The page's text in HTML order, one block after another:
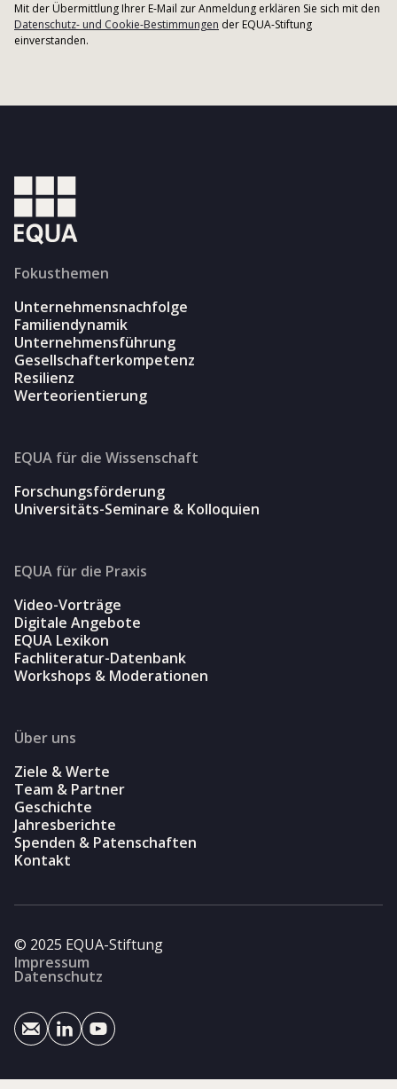
Mit der Übermittlung Ihrer E-Mail zur Anmeldung erklären Sie sich mit den
Datenschutz- und Cookie-Bestimmungen der EQUA-Stiftung
einverstanden.
Fokusthemen
Unternehmensnachfolge
Familiendynamik
Unternehmensführung
Gesellschafterkompetenz
Resilienz
Werteorientierung
EQUA für die Wissenschaft
Forschungsförderung
Universitäts-Seminare & Kolloquien
EQUA für die Praxis
Video-Vorträge
Digitale Angebote
EQUA Lexikon
Fachliteratur-Datenbank
Workshops & Moderationen
Über uns
Ziele & Werte
Team & Partner
Geschichte
Jahresberichte
Spenden & Patenschaften
Kontakt
© 2025 EQUA-Stiftung
Impressum
Datenschutz